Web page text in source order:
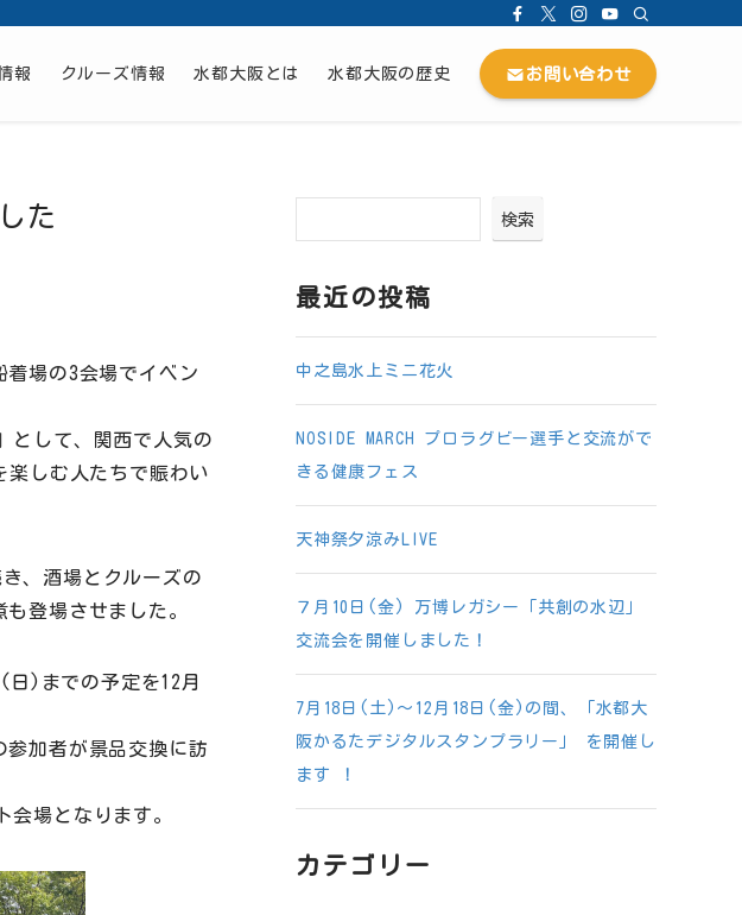
報 クルーズ情報 水都大阪とは 水都大阪の歴史 お問い合わせ
た
場の3会場でイベン
として、関西で人気の
楽しむ人たちで賑わい
、酒場とクルーズの
登場させました。
日)までの予定を12月
参加者が景品交換に訪
場となります。
検索
最近の投稿
中之島水上ミニ花火
NOSIDE MARCH プロラグビー選手と交流がで
きる健康フェス
天神祭夕涼みLIVE
７月10日(金) 万博レガシー「共創の水辺」
交流会を開催しました！
7月18日(土)～12月18日(金)の間、「水都大
阪かるたデジタルスタンプラリー」 を開催し
ます ！
カテゴリー